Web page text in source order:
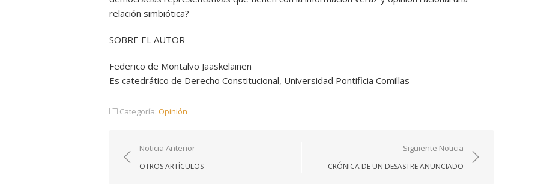
relación simbiótica?
SOBRE EL AUTOR
Federico de Montalvo Jääskeläinen
Es catedrático de Derecho Constitucional, Universidad Pontificia Comillas
Categoría: Opinión
Navegación
de
Noticia Anterior
OTROS ARTÍCULOS
Siguiente Noticia
CRÓNICA DE UN DESASTRE ANUNCIADO